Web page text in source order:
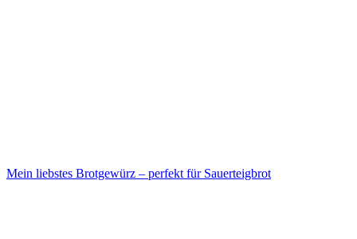
Mein liebstes Brotgewürz – perfekt für Sauerteigbrot